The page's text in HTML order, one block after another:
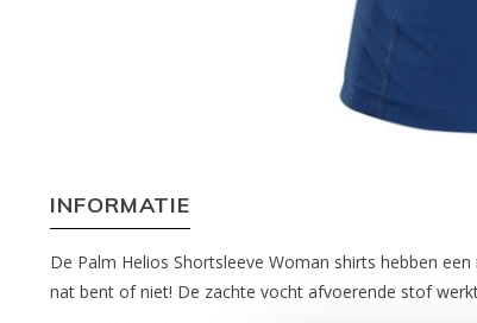
INFORMATIE
De Palm Helios Shortsleeve Woman shirts hebben
nat bent of niet! De zachte vocht afvoerende stof